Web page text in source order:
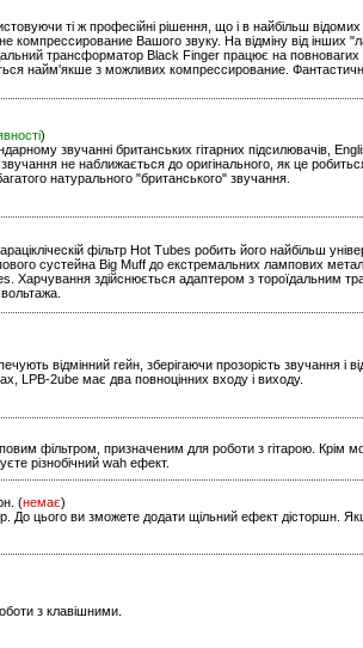
ті ж професійні рішення, що і в найбільш відомих
компрессирование Вашого звуку. На відміну від інших
трансформатор Black Finger працює на повновагих
найм'якше з можливих компрессирование.
)
звучанні британських гітарних підсилювачів,
не наближається до оригінального, як це
натурального "британського" звучання.
фільтр Hot Tubes робить його найбільш
сустейна Big Muff до екстремальних лампових
Харчування здійснюється адаптером з тороїдальним
відмінний гейн, зберігаючи прозорість звучання і
LPB-2ube має два повноцінних входу і виходу.
фільтром, призначеним для роботи з гітарою. Крім
різнобічний wah ефект.
(немає)
До цього ви зможете додати щільний ефект дісторшн.
з клавішними.